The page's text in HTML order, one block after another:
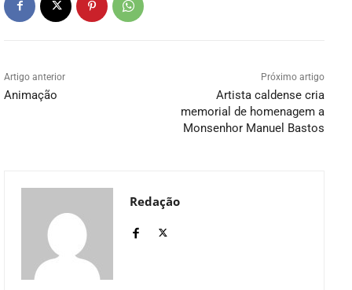
Artigo anterior
Animação
Próximo artigo
Artista caldense cria
memorial de homenagem a
Monsenhor Manuel Bastos
Redação